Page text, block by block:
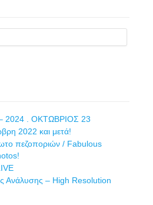
. ΟΚΤΩΒΡΙΟΣ 23
2022 και μετά!
πεζοποριών / Fabulous
Ανάλυσης – High Resolution